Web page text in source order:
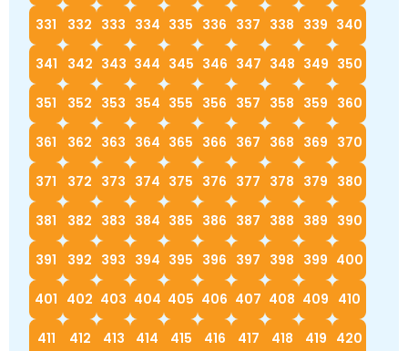
331 332 333 334 335 336 337 338 339 340
341 342 343 344 345 346 347 348 349 350
351 352 353 354 355 356 357 358 359 360
361 362 363 364 365 366 367 368 369 370
371 372 373 374 375 376 377 378 379 380
381 382 383 384 385 386 387 388 389 390
391 392 393 394 395 396 397 398 399 400
401 402 403 404 405 406 407 408 409 410
411 412 413 414 415 416 417 418 419 420